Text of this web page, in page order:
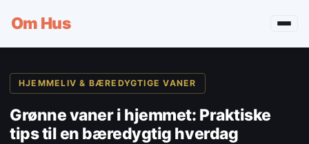
Om Hus
HJEMMELIV & BÆREDYGTIGE VANER
Grønne vaner i hjemmet: Praktiske
tips til en bæredygtig hverdag